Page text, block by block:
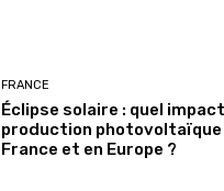
FRANCE
Éclipse solaire : quel
production photovoltaïque
France et en Europe ?